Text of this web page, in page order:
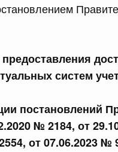
систем
постановлений
№ 2184, от
от 07.06.2023
Федерации от
июля, вторник
Федерации от
Российской